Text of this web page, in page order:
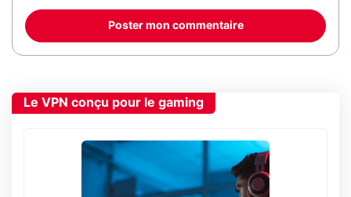
Poster mon commentaire
Le VPN conçu pour le gaming